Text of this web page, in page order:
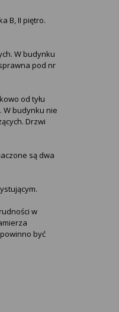
B, II piętro.
W budynku
pod nr
od tyłu
W budynku nie
Drzwi
są dwa
w
być